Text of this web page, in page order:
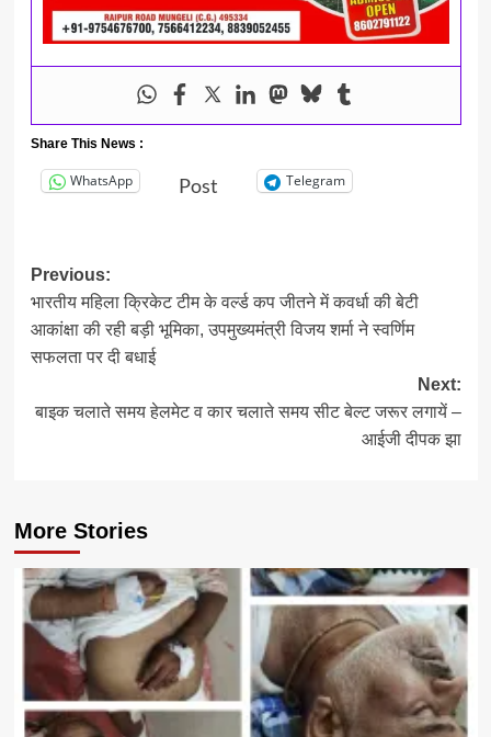
Share This News :
WhatsApp Post Telegram
Post
navigation
Previous:
भारतीय महिला क्रिकेट टीम के वर्ल्ड कप जीतने में कवर्धा की बेटी
आकांक्षा की रही बड़ी भूमिका, उपमुख्यमंत्री विजय शर्मा ने स्वर्णिम
सफलता पर दी बधाई
Next:
बाइक चलाते समय हेलमेट व कार चलाते समय सीट बेल्ट जरूर लगायें –
आईजी दीपक झा
More Stories